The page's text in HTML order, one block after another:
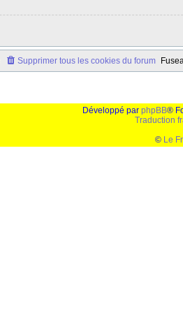
Supprimer tous les cookies du forum
Développé par phpBB®
Traduction
© Le